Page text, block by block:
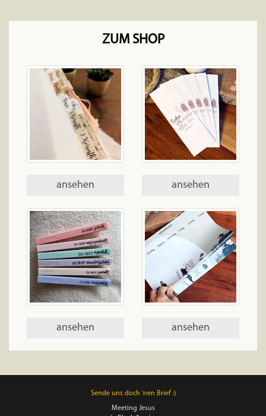
ZUM SHOP
ansehen ansehen
ansehen ansehen
Sende uns doch 'nen Brief :)
Meeting Jesus